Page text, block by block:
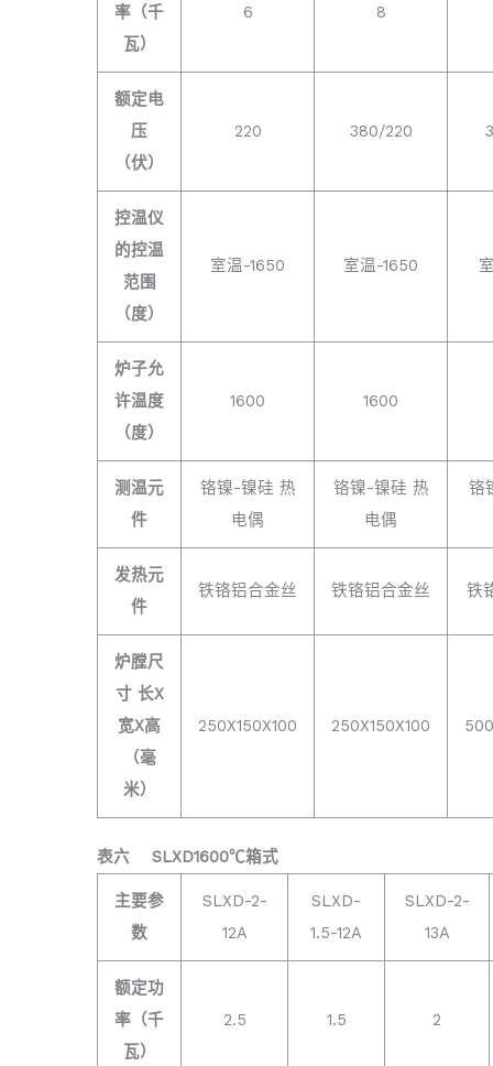
率（千
瓦）
6 8
额定电
压
（伏）
220 380/220
控温仪
的控温
范围
（度）
室温-1650 室温-1650
炉子允
许温度
（度）
1600 1600
测温元
件
铬镍-镍硅 热
电偶
铬镍-镍硅 热
电偶
铬
发热元
件
铁铬铝合金丝 铁铬铝合金丝 铁
炉膛尺
寸 长X
宽X高
（毫
米）
250X150X100 250X150X100
表六 SLXD1600℃箱式
主要参
数
SLXD-2-
12A
SLXD-
1.5-12A
SLXD-2-
13A
额定功
率（千
瓦）
2.5 1.5 2